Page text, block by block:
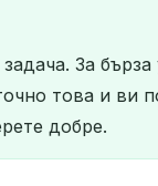
За бърза
това и ви
добре.